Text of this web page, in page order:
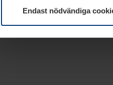
Endast nödvändiga